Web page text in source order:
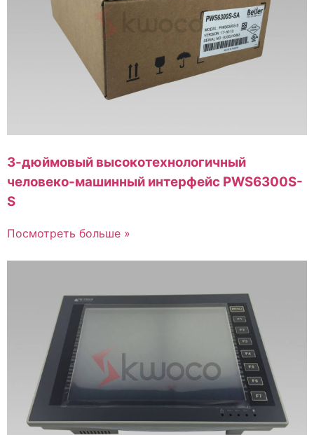
3-дюймовый высокотехнологичный
человеко-машинный интерфейс PWS6300S-
S
Посмотреть больше »